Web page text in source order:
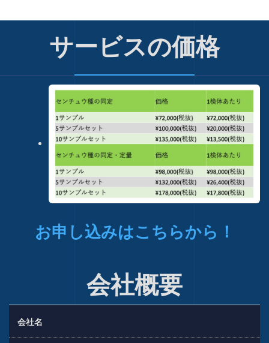
サービスの価格
お申し込みはこちらから！
会社概要
会社名